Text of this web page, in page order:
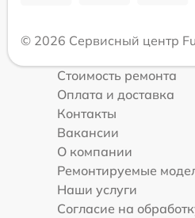
© 2026 Сервисный центр
Стоимость ремонта
Оплата и доставка
Контакты
Вакансии
О компании
Ремонтируемые
Наши услуги
Согласие на